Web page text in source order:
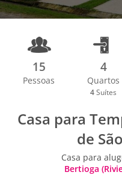
15
Pessoas
4
Quartos
4 Suítes
Casa para
de
Casa para
Bertioga